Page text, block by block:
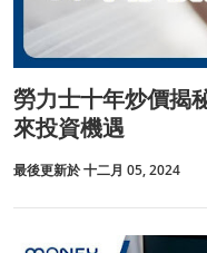
勞力士十年炒價揭
來投資機遇
最後更新於 十二月 05, 2024